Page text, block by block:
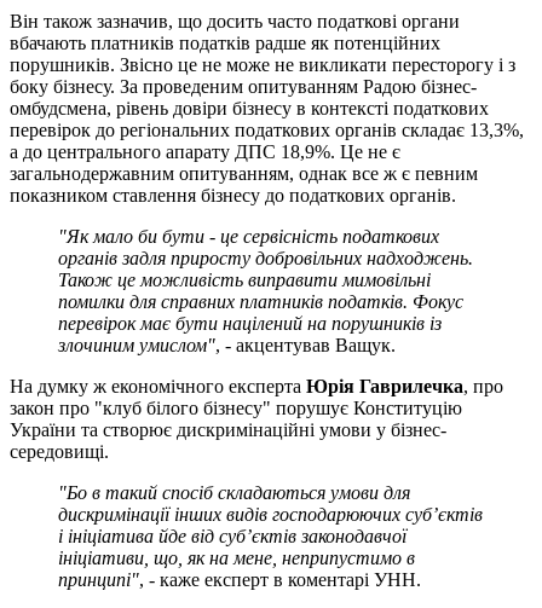
Він також зазначив, що досить часто податкові органи
вбачають платників податків радше як потенційних
порушників. Звісно це не може не викликати пересторогу і з
боку бізнесу. За проведеним опитуванням Радою бізнес-
омбудсмена, рівень довіри бізнесу в контексті податкових
перевірок до регіональних податкових органів складає 13,3%,
а до центрального апарату ДПС 18,9%. Це не є
загальнодержавним опитуванням, однак все ж є певним
показником ставлення бізнесу до податкових органів.
"Як мало би бути - це сервісність податкових
органів задля приросту добровільних надходжень.
Також це можливість виправити мимовільні
помилки для справних платників податків. Фокус
перевірок має бути націлений на порушників із
злочиним умислом", - акцентував Ващук.
На думку ж економічного експерта Юрія Гаврилечка, про
закон про "клуб білого бізнесу" порушує Конституцію
України та створює дискримінаційні умови у бізнес-
середовищі.
"Бо в такий спосіб складаються умови для
дискримінації інших видів господарюючих суб’єктів
і ініціатива йде від суб’єктів законодавчої
ініціативи, що, як на мене, неприпустимо в
принципі", - каже експерт в коментарі УНН.